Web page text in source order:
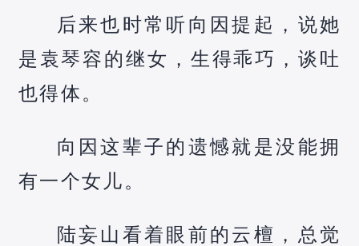
后来也时常听向因提起，说她
是袁琴容的继女，生得乖巧，谈吐
也得体。
向因这辈子的遗憾就是没能拥
有一个女儿。
陆妄山看着眼前的云檀，总觉